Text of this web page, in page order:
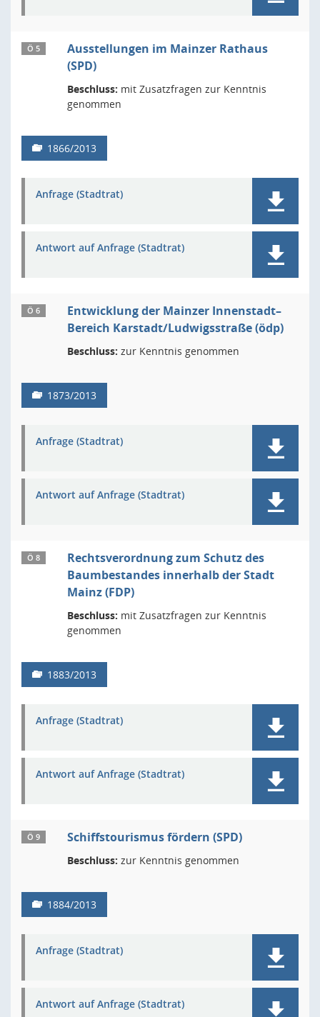
Ö 5
Ausstellungen im Mainzer Rathaus
(SPD)
Beschluss: mit Zusatzfragen zur Kenntnis
genommen
1866/2013
Anfrage (Stadtrat)
Antwort auf Anfrage (Stadtrat)
Ö 6
Entwicklung der Mainzer Innenstadt–
Bereich Karstadt/Ludwigsstraße (ödp)
Beschluss: zur Kenntnis genommen
1873/2013
Anfrage (Stadtrat)
Antwort auf Anfrage (Stadtrat)
Ö 8
Rechtsverordnung zum Schutz des
Baumbestandes innerhalb der Stadt
Mainz (FDP)
Beschluss: mit Zusatzfragen zur Kenntnis
genommen
1883/2013
Anfrage (Stadtrat)
Antwort auf Anfrage (Stadtrat)
Ö 9 Schiffstourismus fördern (SPD)
Beschluss: zur Kenntnis genommen
1884/2013
Anfrage (Stadtrat)
Antwort auf Anfrage (Stadtrat)